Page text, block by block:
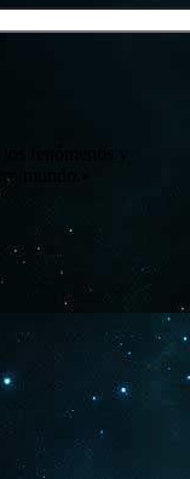
mundo.»